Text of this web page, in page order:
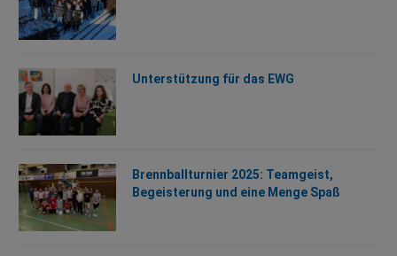
Unterstützung für das EWG
Brennballturnier 2025: Teamgeist,
Begeisterung und eine Menge Spaß